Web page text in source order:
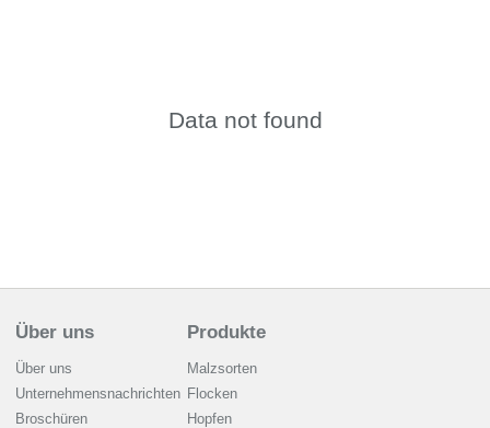
Data not found
Über uns
Über uns
Unternehmensnachrichten
Broschüren
Produkte
Malzsorten
Flocken
Hopfen